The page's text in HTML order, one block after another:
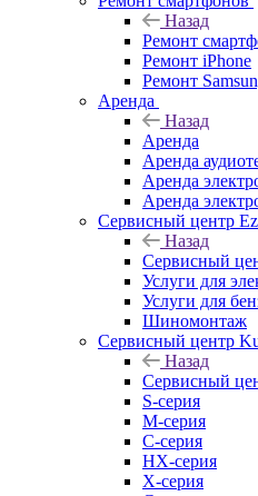
Назад
Ремонт
Ремонт iPhone
Ремонт
Аренда
Назад
Аренда
Аренда
Аренда
Аренда
Сервисный центр
Назад
Сервисный
Услуги для
Услуги для
Шиномонтаж
Сервисный центр
Назад
Сервисный
S-cерия
M-серия
С-серия
HX-серия
X-серия